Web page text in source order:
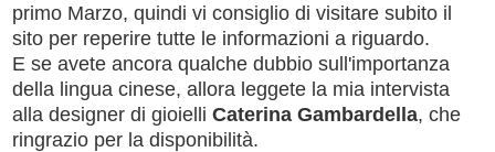
primo Marzo, quindi vi consiglio di visitare subito il
sito per reperire tutte le informazioni a riguardo.
E se avete ancora qualche dubbio sull'importanza
della lingua cinese, allora leggete la mia intervista
alla designer di gioielli Caterina Gambardella, che
ringrazio per la disponibilità.